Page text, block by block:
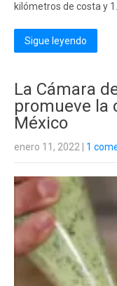
kilómetros de costa y
Sigue leyendo
La Cámara
promueve la
México
enero 11, 2022 1